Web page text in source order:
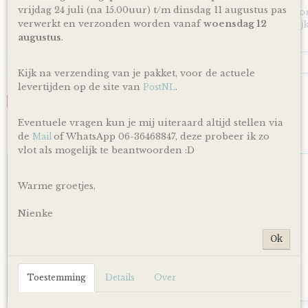
*Producten, op voorraad, worden binnen 1-4 werkdagen
levering is afhankelijk van de dienstregeling van PostNL.
en dagen altijd op de site van PostNL.
Ook interessant
vrijdag 24 juli (na 15.00uur) t/m dinsdag 11 augustus pas
verwerkt en verzonden worden vanafwoensdag 12
augustus.
Kijk na verzending van je pakket, voor de actuele
levertijden op de site van PostNL.
Eventuele vragen kun je mij uiteraard altijd stellen via
de Mail of WhatsApp 06-36468847, deze probeer ik zo
vlot als mogelijk te beantwoorden :D
Warme groetjes,
Nienke
Ok
Toestemming Details Over